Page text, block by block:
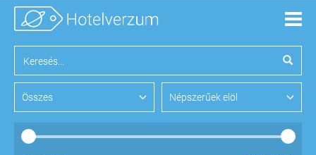
Összes Népszerűek elöl